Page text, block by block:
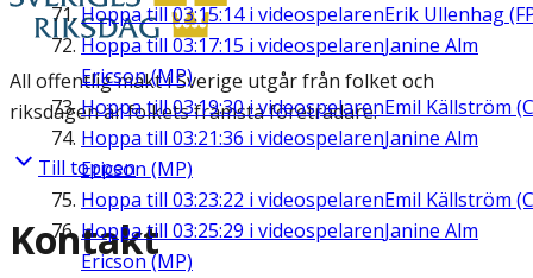
Hoppa till03:15:14i videospelarenErik Ullenhag
Hoppa till 03:17:15 i videospelarenJanine Alm
Ericson (MP)
Hoppa till03:19:30i videospelarenEmil Källström
Hoppa till 03:21:36 i videospelarenJanine Alm
Ericson (MP)
Hoppa till 03:23:22 i videospelarenEmil Källström
Hoppa till 03:25:29 i videospelarenJanine Alm
Ericson (MP)
All offentlig makt i Sverige utgår från folket och
riksdagen är folkets främsta företrädare.
Till toppen
Kontakt